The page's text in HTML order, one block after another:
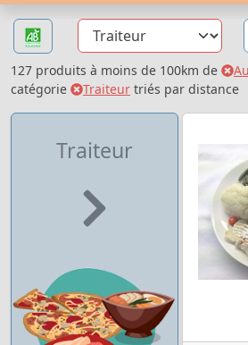
127 produits à moins de 100km de
catégorie
Traiteur triés par distance
Traiteur